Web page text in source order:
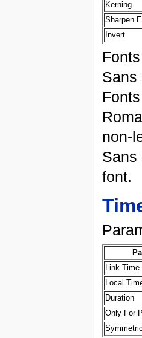
Kerning
Sharpen
Invert
Sans
non-
Sans
font.
Link Time
Local
Duration
Only For